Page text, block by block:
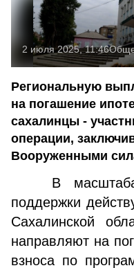
2 июля 2025, 11:46
Региональную
на погашение
сахалинцы -
операции,
Вооруженными
В масштабах
поддержки
Сахалинской
направляют на
взноса по